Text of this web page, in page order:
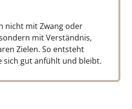
nicht mit Zwang oder
mit Verständnis,
Zielen. So entsteht
sich gut anfühlt und bleibt.